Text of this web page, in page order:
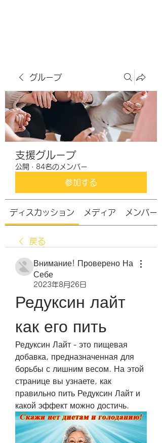
グループ
支援グループ
公開 · 84名のメンバー
参加する
ディスカッション メディア メンバー
戻る
Внимание! Проверено На
Себе
2023年8月26日
Редуксин лайт
как его пить
Редуксин Лайт - это пищевая
добавка, предназначенная для
борьбы с лишним весом. На этой
странице вы узнаете, как
правильно пить Редуксин Лайт и
какой эффект можно достичь.